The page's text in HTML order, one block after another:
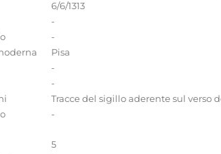
6/6/1313
-
-
Pisa
-
-
Tracce del sigillo aderente sul verso
-
5